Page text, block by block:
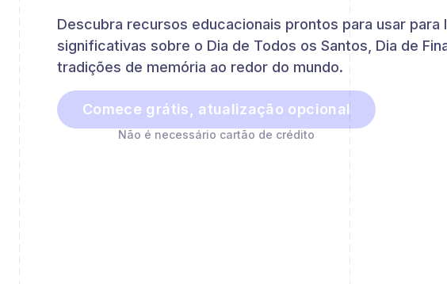
Descubra recursos educacionais prontos para usar para
significativas sobre o Dia de Todos os Santos, Dia de
tradições de memória ao redor do mundo.
Comece grátis, atualização opcional
Não é necessário cartão de crédito